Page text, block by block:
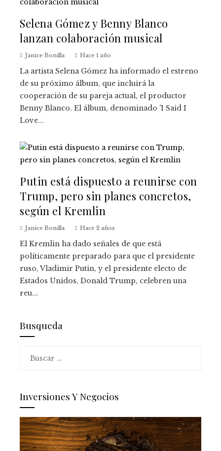
Selena Gómez y Benny Blanco
lanzan colaboración musical
Janice Bonilla Hace 1 año
La artista Selena Gómez ha informado el estreno
de su próximo álbum, que incluirá la
cooperación de su pareja actual, el productor
Benny Blanco. El álbum, denominado 'I Said I
Love...
Putin está dispuesto a reunirse con
Trump, pero sin planes concretos,
según el Kremlin
Janice Bonilla Hace 2 años
El Kremlin ha dado señales de que está
políticamente preparado para que el presidente
ruso, Vladimir Putin, y el presidente electo de
Estados Unidos, Donald Trump, celebren una
reu...
Busqueda
Inversiones Y Negocios